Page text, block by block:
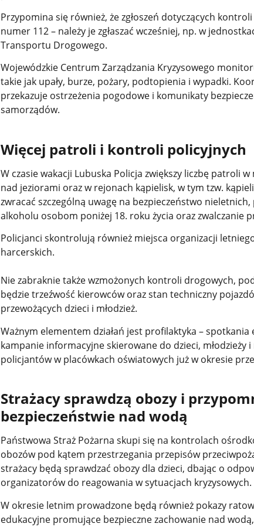
Przypomina się również, że zgłoszeń dotyczących
numer 112 – należy je zgłaszać wcześniej, np. w
Transportu Drogowego.
Wojewódzkie Centrum Zarządzania Kryzysowego
takie jak upały, burze, pożary, podtopienia i wypadki.
przekazuje ostrzeżenia pogodowe i komunikaty
samorządów.
Więcej patroli i kontroli policyjnych
W czasie wakacji Lubuska Policja zwiększy liczbę patroli
nad jeziorami oraz w rejonach kąpielisk, w tym tzw.
zwracać szczególną uwagę na bezpieczeństwo nieletnich,
alkoholu osobom poniżej 18. roku życia oraz zwalczanie
Policjanci skontrolują również miejsca organizacji
harcerskich.
Nie zabraknie także wzmożonych kontroli drogowych,
będzie trzeźwość kierowców oraz stan techniczny
przewożących dzieci i młodzież.
Ważnym elementem działań jest profilaktyka – spotkania
kampanie informacyjne skierowane do dzieci, młodzieży
policjantów w placówkach oświatowych już w okresie
Strażacy sprawdzą obozy i
bezpieczeństwie nad wodą
Państwowa Straż Pożarna skupi się na kontrolach
obozów pod kątem przestrzegania przepisów
strażacy będą sprawdzać obozy dla dzieci, dbając o
organizatorów do reagowania w sytuacjach kryzysowych.
W okresie letnim prowadzone będą również pokazy
edukacyjne promujące bezpieczne zachowanie nad